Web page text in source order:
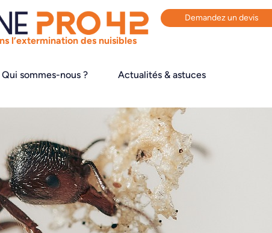
Demandez un devis
l’extermination des nuisibles
Qui sommes-nous ? Actualités & astuces